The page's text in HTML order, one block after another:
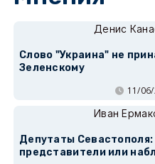
Денис
Слово "Украина" не
Зеленскому
11/
Иван
Депутаты Севастополя:
представители или